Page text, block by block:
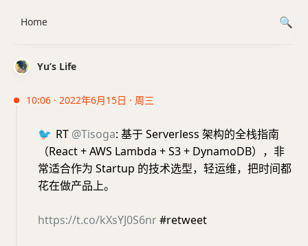
Yu’s Life
10:06 · 2022年6月15日 · 周三
🐦 RT @Tisoga: 基于 Serverless 架构的全栈指南
（React + AWS Lambda + S3 + DynamoDB），非
常适合作为 Startup 的技术选型，轻运维，把时间都
花在做产品上。
https://t.co/kXsYJ0S6nr#retweet
Home